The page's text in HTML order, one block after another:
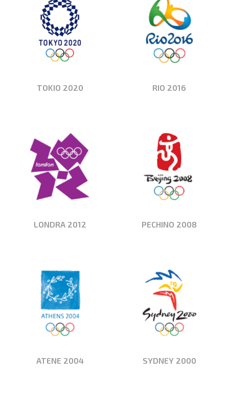
TOKIO 2020 RIO 2016
LONDRA 2012 PECHINO 2008
ATENE 2004 SYDNEY 2000